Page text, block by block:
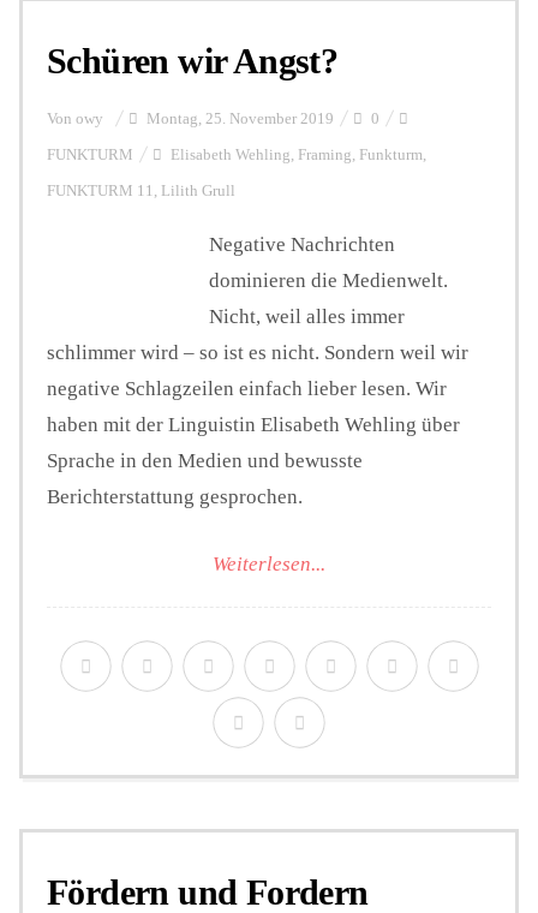
Schüren wir Angst?
Von owy Montag, 25. November 2019 0
FUNKTURM Elisabeth Wehling, Framing, Funkturm,
FUNKTURM 11 , Lilith Grull
Negative Nachrichten
dominieren die Medienwelt.
Nicht, weil alles immer
schlimmer wird – so ist es nicht. Sondern weil wir
negative Schlagzeilen einfach lieber lesen. Wir
haben mit der Linguistin Elisabeth Wehling über
Sprache in den Medien und bewusste
Berichterstattung gesprochen.
Weiterlesen...
Fördern und Fordern